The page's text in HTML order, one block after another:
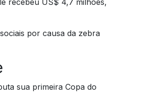
por causa da zebra
sua primeira Copa do